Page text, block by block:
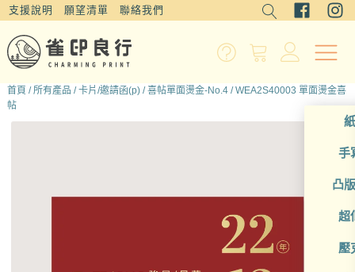
支援說明 願望清單 聯絡我們
手
凸
超
壓
首頁 /所有產品 /卡片/邀請函(p)/喜帖單面燙金-No.4/ WEA2S40003 單面燙金喜
帖